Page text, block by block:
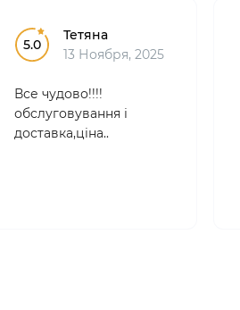
5.0
Тетяна
13 Ноября, 2025
Все чудово!!!!
обслуговування і
доставка,ціна..